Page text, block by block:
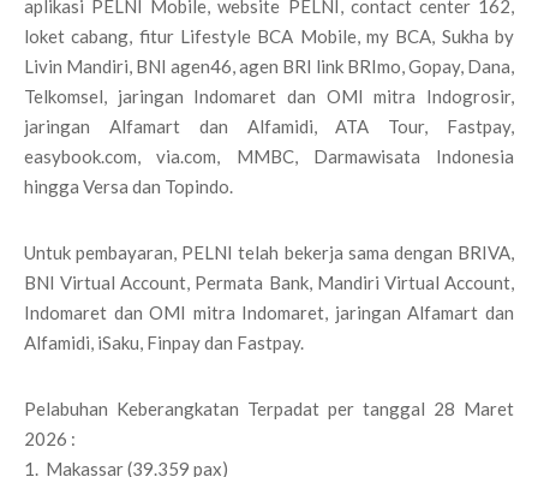
aplikasi PELNI Mobile, website PELNI, contact center 162,
loket cabang, fitur Lifestyle BCA Mobile, my BCA, Sukha by
Livin Mandiri, BNI agen46, agen BRI link BRImo, Gopay, Dana,
Telkomsel, jaringan Indomaret dan OMI mitra Indogrosir,
jaringan Alfamart dan Alfamidi, ATA Tour, Fastpay,
easybook.com, via.com, MMBC, Darmawisata Indonesia
hingga Versa dan Topindo.
Untuk pembayaran, PELNI telah bekerja sama dengan BRIVA,
BNI Virtual Account, Permata Bank, Mandiri Virtual Account,
Indomaret dan OMI mitra Indomaret, jaringan Alfamart dan
Alfamidi, iSaku, Finpay dan Fastpay.
Pelabuhan Keberangkatan Terpadat per tanggal 28 Maret
2026 :
1. Makassar (39.359 pax)